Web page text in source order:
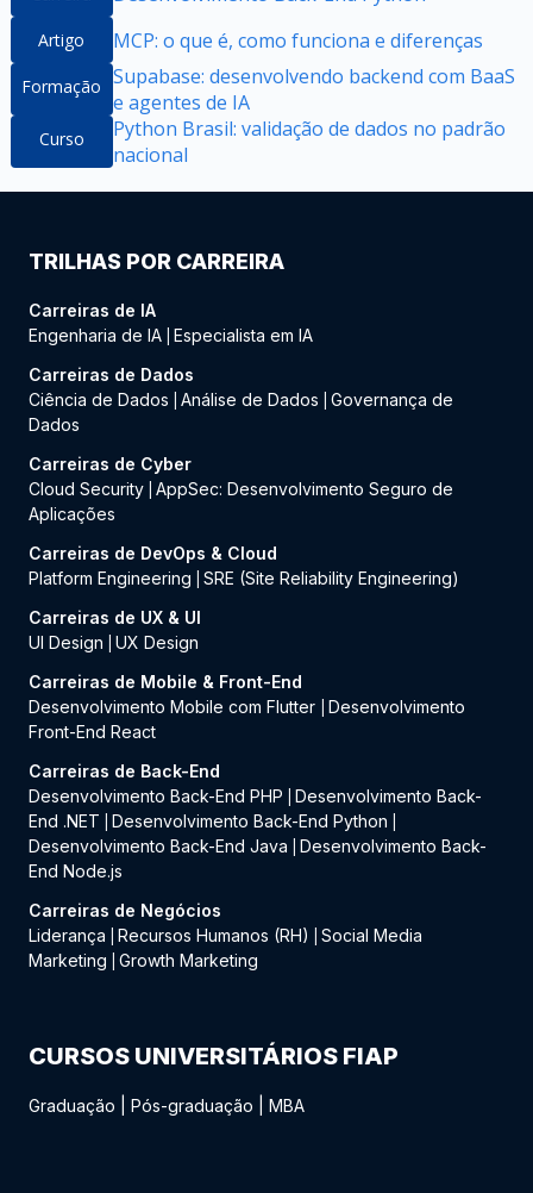
Artigo MCP: o que é, como funciona e diferenças
Formação Supabase: desenvolvendo backend com BaaS
e agentes de IA
Curso
Python Brasil: validação de dados no padrão
nacional
TRILHAS POR CARREIRA
Carreiras de IA
Engenharia de IA Especialista em IA
Carreiras de Dados
Ciência de Dados
Análise de Dados
Governança de
Dados
Carreiras de Cyber
Cloud Security AppSec: Desenvolvimento Seguro de
Aplicações
Carreiras de DevOps & Cloud
Platform Engineering
SRE (Site Reliability Engineering)
Carreiras de UX & UI
UI Design
UX Design
Carreiras de Mobile & Front-End
Desenvolvimento Mobile com Flutter
Desenvolvimento
Front-End React
Carreiras de Back-End
Desenvolvimento Back-End PHP
Desenvolvimento Back-
End .NET
Desenvolvimento Back-End Python
Desenvolvimento Back-End Java
Desenvolvimento Back-
End Node.js
Carreiras de Negócios
Liderança
Recursos Humanos (RH)
Social Media
Marketing
Growth Marketing
CURSOS UNIVERSITÁRIOS FIAP
Graduação Pós-graduação MBA